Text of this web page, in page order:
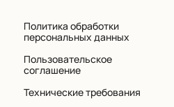
Политика обработки
персональных данных
Пользовательское
соглашение
Технические требования